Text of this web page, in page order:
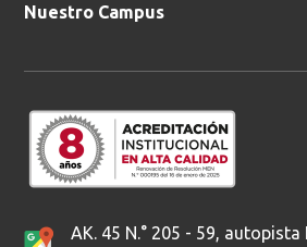
Nuestro Campus
AK. 45 N.° 205 - 59, autopista